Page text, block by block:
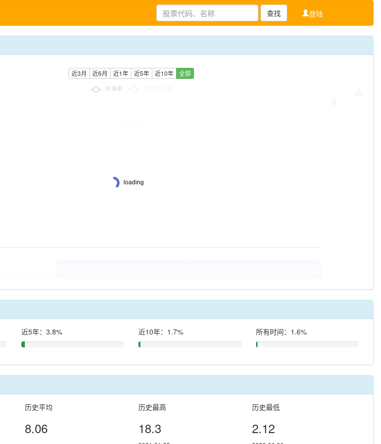
登陆
查找
近3月 近6月 近1年 近5年 近10年 全部
近5年：3.8% 近10年：1.7% 所有时间：1.6%
历史平均
8.06
历史最高
18.3
历史最低
2.12